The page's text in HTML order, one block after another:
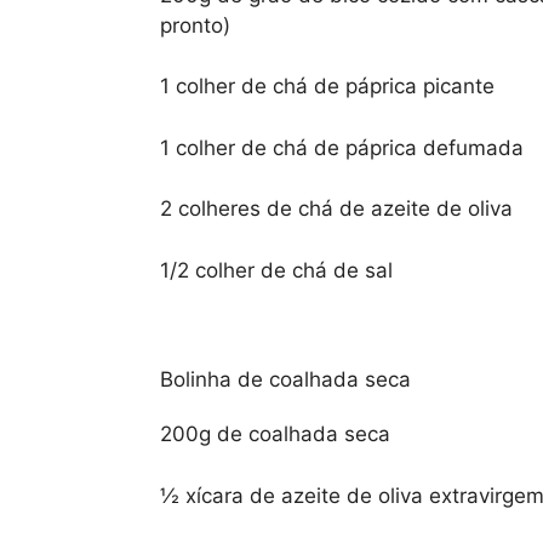
pronto)
1 colher de chá de páprica picante
1 colher de chá de páprica defumada
2 colheres de chá de azeite de oliva
1/2 colher de chá de sal
Bolinha de coalhada seca
200g de coalhada seca
½ xícara de azeite de oliva